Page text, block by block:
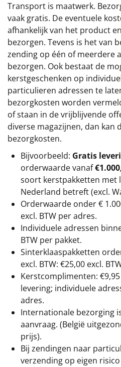
Transport is maatwerk.
vaak gratis. De eventuele
afhankelijk van het product
bezorgen. Tevens is het van
zending op één of meerdere
bezorgen. Ook bestaat de
kerstgeschenken op
particulieren adressen te
bezorgkosten worden
of staan in de vrijblijvende
diverse magazijnen, dan kan
bezorgkosten.
Bijvoorbeeld: Gratis
orderwaarde vanaf
soort kerstpakketten met
Nederland betreft (excl.
Orderwaarde onder €
excl. BTW per adres.
Individuele adressen
BTW per pakket.
Sinterklaaspakketten
excl. BTW: €25,00 excl.
Kerstcomplimenten:
levering; individuele
adres.
Internationale bezorging
aanvraag. (België
prijs).
Bij zendingen naar
verzending op eigen